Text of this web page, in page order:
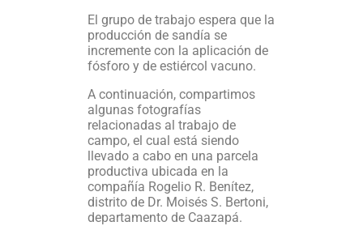
El grupo de trabajo espera que la
producción de sandía se
incremente con la aplicación de
fósforo y de estiércol vacuno.
A continuación, compartimos
algunas fotografías
relacionadas al trabajo de
campo, el cual está siendo
llevado a cabo en una parcela
productiva ubicada en la
compañía Rogelio R. Benítez,
distrito de Dr. Moisés S. Bertoni,
departamento de Caazapá.